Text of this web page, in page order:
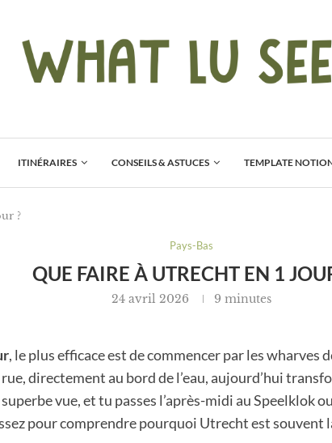
ITINÉRAIRES CONSEILS & ASTUCES TEMPLATE
?
Pays-Bas
QUE FAIRE À UTRECHT EN 1
24 avril 2026 9 minutes
, le plus efficace est de commencer par les wharves
directement au bord de l’eau, aujourd’hui
vue, et tu passes l’après-midi au Speelklok
pour comprendre pourquoi Utrecht est souvent